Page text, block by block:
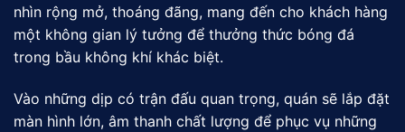
nhìn rộng mở, thoáng đãng, mang đến cho khách hàng
một không gian lý tưởng để thưởng thức bóng đá
trong bầu không khí khác biệt.
Vào những dịp có trận đấu quan trọng, quán sẽ lắp đặt
màn hình lớn, âm thanh chất lượng để phục vụ những